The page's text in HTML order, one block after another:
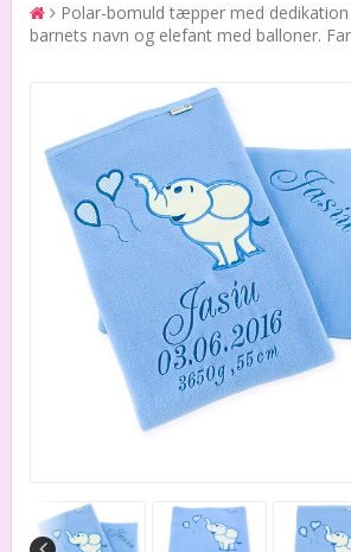
Polar-bomuld tæpper med dedikation
barnets navn og elefant med balloner.